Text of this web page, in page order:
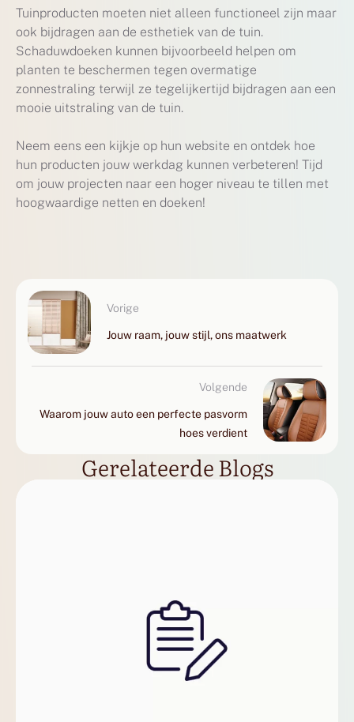
Tuinproducten moeten niet alleen functioneel zijn maar
ook bijdragen aan de esthetiek van de tuin.
Schaduwdoeken kunnen bijvoorbeeld helpen om
planten te beschermen tegen overmatige
zonnestraling terwijl ze tegelijkertijd bijdragen aan een
mooie uitstraling van de tuin.
Neem eens een kijkje op hun website en ontdek hoe
hun producten jouw werkdag kunnen verbeteren! Tijd
om jouw projecten naar een hoger niveau te tillen met
hoogwaardige netten en doeken!
Vorige
Jouw raam, jouw stijl, ons maatwerk
Volgende
Waarom jouw auto een perfecte pasvorm
hoes verdient
Gerelateerde Blogs